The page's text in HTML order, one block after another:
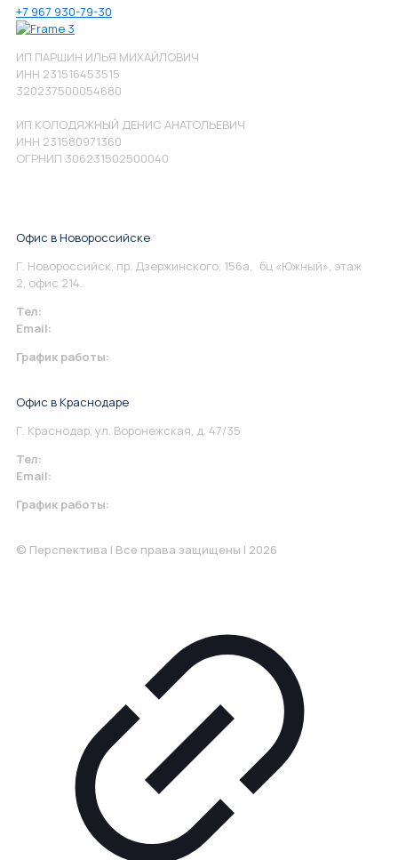
+7 967 930-79-30
ИП ПАРШИН ИЛЬЯ МИХАЙЛОВИЧ
ИНН 231516453515
320237500054680
ИП КОЛОДЯЖНЫЙ ДЕНИС АНАТОЛЬЕВИЧ
ИНН 231580971360
ОГРНИП 306231502500040
Офис в Новороссийске
Г. Новороссийск, пр. Дзержинского, 156а, бц «Южный», этаж
2, офис 214.
Тел:
Email:
График работы:
Офис в Краснодаре
Г. Краснодар, ул. Воронежская, д. 47/35
Тел:
Email:
График работы:
© Перспектива | Все права защищены | 2026